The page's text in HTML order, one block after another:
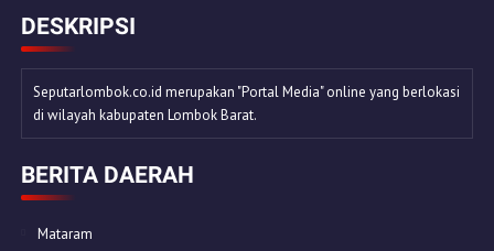
DESKRIPSI
Seputarlombok.co.id merupakan "Portal Media" online yang berlokasi
di wilayah kabupaten Lombok Barat.
BERITA DAERAH
Mataram